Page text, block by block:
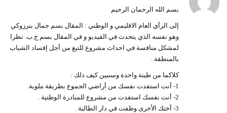
بسم الله الرحمان الرحيم
إلى الرأي العام الاقليمي و الوطني : المقال بسم جمال بنرزوكي
وهو نفسه الذي يتحدث في الفيديو و في المقال بسم ج.ب. نظرا
لمشكل منافسة في احداث مشروع للتبغ من أجل إفساد الشباب
بالمنطقة .
كلاكما من طينة واحدة وسنبين كيف ذلك :
1- أنت استفدت نفسك من أراضي الجموع بطريقة ملوية.
2- أنت نفسك استفدت من مشروع للمبادرة الوطنية .
3- أختك الأخرى وظفت في دار الطالبة .